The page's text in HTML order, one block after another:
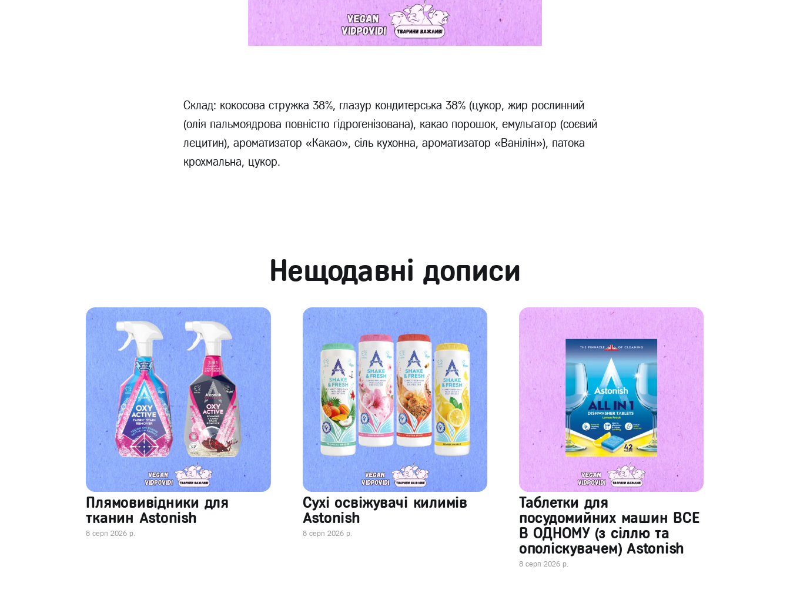
Склад: кокосова стружка 38%, глазур кондитерська 38% (цукор, жир рослинний
(олія пальмоядрова повністю гідрогенізована), какао порошок, емульгатор (соєвий
лецитин), ароматизатор «Какао», сіль кухонна, ароматизатор «Ванілін»), патока
крохмальна, цукор.
Нещодавні дописи
Плямовивідники для
тканин Astonish
8 серп 2026 р.
Сухі освіжувачі килимів
Astonish
8 серп 2026 р.
Таблетки для
посудомийних машин ВСЕ
В ОДНОМУ (з сіллю та
ополіскувачем) Astonish
8 серп 2026 р.